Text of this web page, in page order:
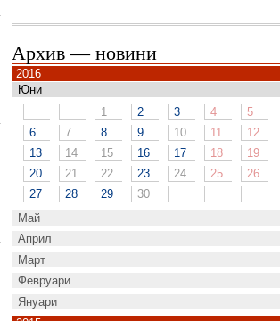
Архив — новини
2016
Юни
1
2 3 4
5
6
7 8 9 10 11
12
13
14 15 16 17 18
19
20
21 22 23 24 25
26
27
28 29
30
Май
2
9
10
16
Април
4
5
11
Март
1
7
Февруари
1
Януари